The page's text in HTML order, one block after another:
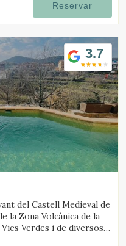
Reservar
3.7
del Castell Medieval de
la Zona Volcànica de la
Verdes i de diversos